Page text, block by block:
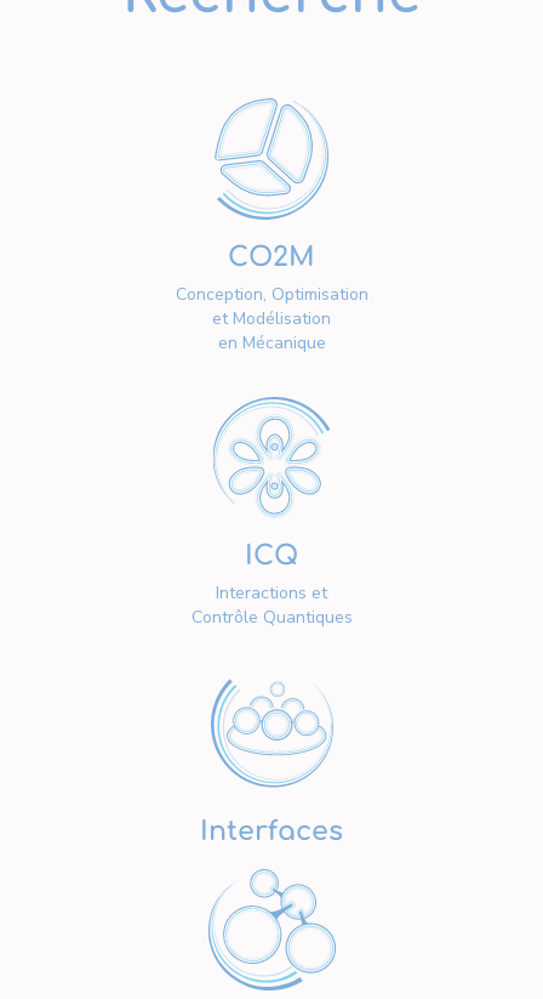
CO2M
Conception, Optimisation
et Modélisation
en Mécanique
ICQ
Interactions et
Contrôle Quantiques
Interfaces